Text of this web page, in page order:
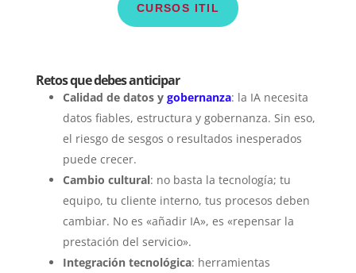
CURSOS ITIL
Retos que debes anticipar
Calidad de datos y gobernanza: la IA necesita
datos fiables, estructura y gobernanza. Sin eso,
el riesgo de sesgos o resultados inesperados
puede crecer.
Cambio cultural: no basta la tecnología; tu
equipo, tu cliente interno, tus procesos deben
cambiar. No es «añadir IA», es «repensar la
prestación del servicio».
Integración tecnológica: herramientas